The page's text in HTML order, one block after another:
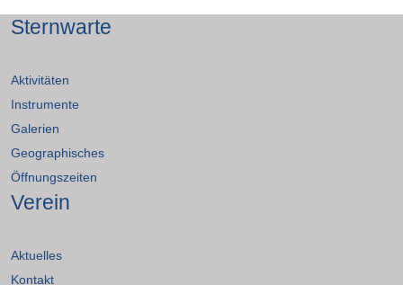
Sternwarte
Aktivitäten
Instrumente
Galerien
Geographisches
Öffnungszeiten
Verein
Aktuelles
Kontakt